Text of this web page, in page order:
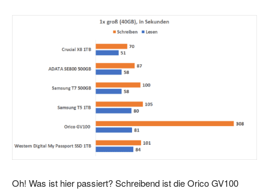
Oh! Was ist hier passiert? Schreibend ist die Orico GV100